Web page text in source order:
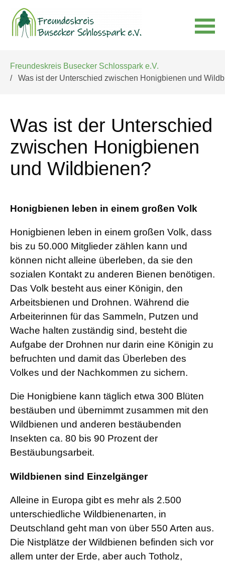
überspringen
Freundeskreis Busecker Schlosspark e.V.
Was ist der Unterschied zwischen Honigbienen und
Was ist der Unterschied
zwischen Honigbienen
und Wildbienen?
Honigbienen leben in einem großen Volk
Honigbienen leben in einem großen Volk, dass
bis zu 50.000 Mitglieder zählen kann und
können nicht alleine überleben, da sie den
sozialen Kontakt zu anderen Bienen benötigen.
Das Volk besteht aus einer Königin, den
Arbeitsbienen und Drohnen. Während die
Arbeiterinnen für das Sammeln, Putzen und
Wache halten zuständig sind, besteht die
Aufgabe der Drohnen nur darin eine Königin zu
befruchten und damit das Überleben des
Volkes und der Nachkommen zu sichern.
Die Honigbiene kann täglich etwa 300 Blüten
bestäuben und übernimmt zusammen mit den
Wildbienen und anderen bestäubenden
Insekten ca. 80 bis 90 Prozent der
Bestäubungsarbeit.
Wildbienen sind Einzelgänger
Alleine in Europa gibt es mehr als 2.500
unterschiedliche Wildbienenarten, in
Deutschland geht man von über 550 Arten aus.
Die Nistplätze der Wildbienen befinden sich vor
allem unter der Erde, aber auch Totholz,